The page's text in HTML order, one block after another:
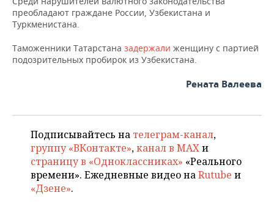
преобладают граждане России, Узбекистана и
Туркменистана.
Таможенники Татарстана задержали женщину с партией
подозрительных пробирок из Узбекистана.
Рената Валеева
Подписывайтесь на телеграм-канал,
группу «ВКонтакте»,канал в MAXи
страницу в «Одноклассниках» «Реального
времени». Ежедневные видео наRutube и
«Дзене».